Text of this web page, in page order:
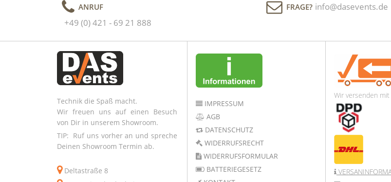
ANRUF
+49 (0) 421 - 69 21 888
FRAGE? info@dasevents.de
Technik die Spaß macht.
Wir freuen uns auf einen Besuch
von Dir in unserem Showroom.
TIP: Ruf uns vorher an und spreche
Deinen Showroom Termin ab.
Deltastraße 8
IMPRESSUM
AGB
DATENSCHUTZ
WIDERRUFSRECHT
WIDERRUFSFORMULAR
BATTERIEGESETZ
Wir versenden mit